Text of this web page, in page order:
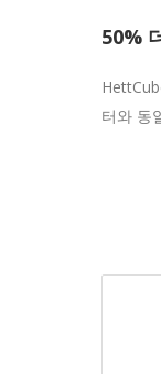
50%
터와 동